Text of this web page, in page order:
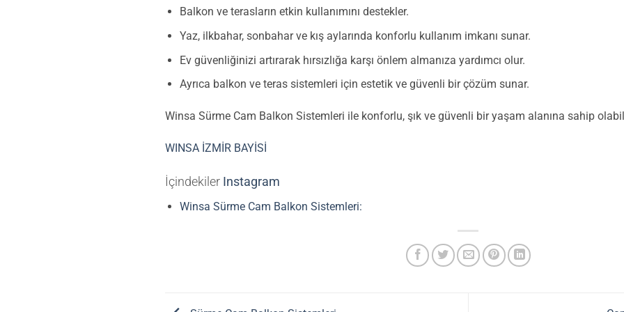
Balkon ve terasların etkin kullanımını destekler.
Yaz, ilkbahar, sonbahar ve kış aylarında konforlu kullanım imkanı sunar.
Ev güvenliğinizi artırarak hırsızlığa karşı önlem almanıza yardımcı olur.
Ayrıca balkon ve teras sistemleri için estetik ve güvenli bir çözüm sunar.
Winsa Sürme Cam Balkon Sistemleri ile konforlu, şık ve güvenli bir yaşam alanına sahip
WINSA İZMİR BAYİSİ
İçindekiler Instagram
Winsa Sürme Cam Balkon Sistemleri: